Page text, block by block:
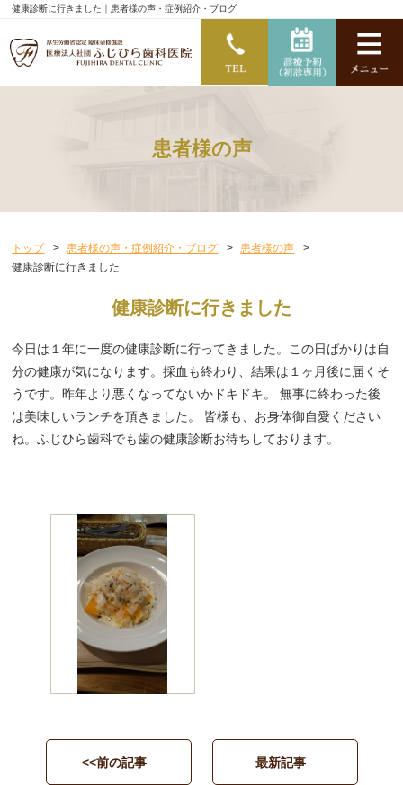
健康診断に行きました｜患者様の声・症例紹介・ブログ
患者様の声
トップ 患者様の声・症例紹介・ブログ
患者様の声
健康診断に行きました
健康診断に行きました
今日は１年に一度の健康診断に行ってきました。この日ばかりは自
分の健康が気になります。採血も終わり、結果は１ヶ月後に届くそ
うです。昨年より悪くなってないかドキドキ。 無事に終わった後
は美味しいランチを頂きました。 皆様も、お身体御自愛ください
ね。ふじひら歯科でも歯の健康診断お待ちしております。
<<前の記事 最新記事